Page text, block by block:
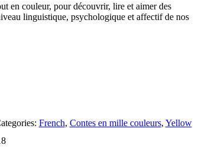
en couleur, pour découvrir, lire et aimer des
linguistique, psychologique et affectif de nos
French, Contes en mille couleurs, Yellow